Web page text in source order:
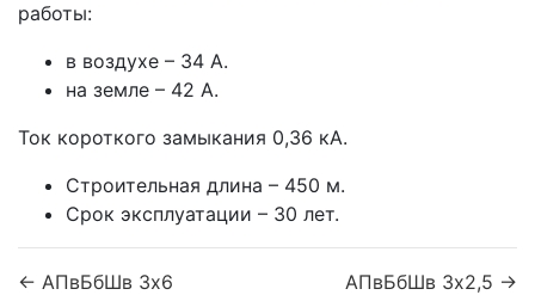
работы:
в воздухе – 34 А.
на земле – 42 А.
Ток короткого замыкания 0,36 кА.
Строительная длина – 450 м.
Срок эксплуатации – 30 лет.
← АПвБбШв 3x6 АПвБбШв 3x2,5 →